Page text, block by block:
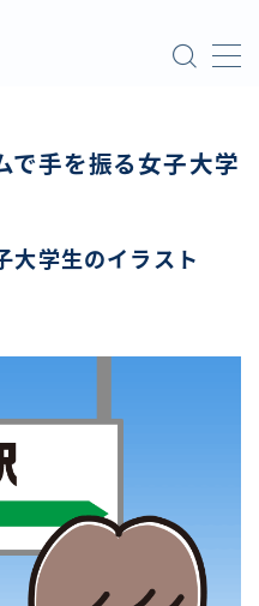
で手を振る女子大学
大学生のイラスト